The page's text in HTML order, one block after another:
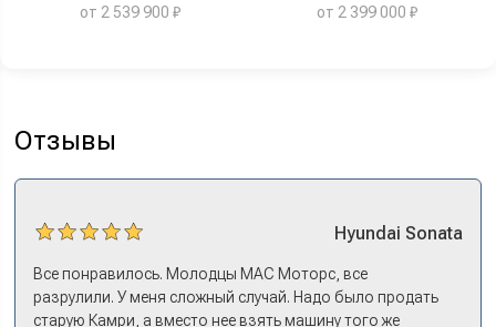
от 2 539 900 ₽ от 2 399 000 ₽
Отзывы
Hyundai Sonata
Все понравилось. Молодцы МАС Моторс, все
разрулили. У меня сложный случай. Надо было продать
старую Камри, а вместо нее взять машину того же